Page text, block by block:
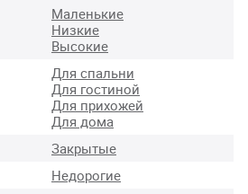
Маленькие
Низкие
Высокие
Для спальни
Для гостиной
Для прихожей
Для дома
Закрытые
Недорогие